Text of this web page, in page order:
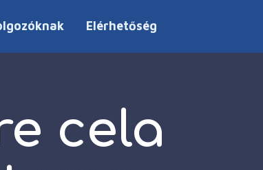
Elérhetőség
cela